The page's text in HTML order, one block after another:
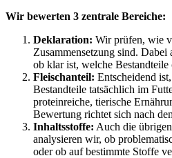
Wir bewerten 3 zentrale Bereiche:
Deklaration: Wir prüfen, wie
Zusammensetzung sind. Dabei
ob klar ist, welche Bestandteile
Fleischanteil: Entscheidend
Bestandteile tatsächlich im
proteinreiche, tierische
Bewertung richtet sich nach
Inhaltsstoffe: Auch die
analysieren wir, ob
oder ob auf bestimmte Stoffe